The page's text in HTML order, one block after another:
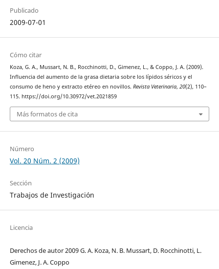
Publicado
2009-07-01
Cómo citar
Koza, G. A., Mussart, N. B., Rocchinotti, D., Gimenez, L., & Coppo, J. A. (2009).
Influencia del aumento de la grasa dietaria sobre los lípidos séricos y el
consumo de heno y extracto etéreo en novillos. Revista Veterinaria, 20(2), 110–
115. https://doi.org/10.30972/vet.2021859
Más formatos de cita
Número
Vol. 20 Núm. 2 (2009)
Sección
Trabajos de Investigación
Licencia
Derechos de autor 2009 G. A. Koza, N. B. Mussart, D. Rocchinotti, L.
Gimenez, J. A. Coppo